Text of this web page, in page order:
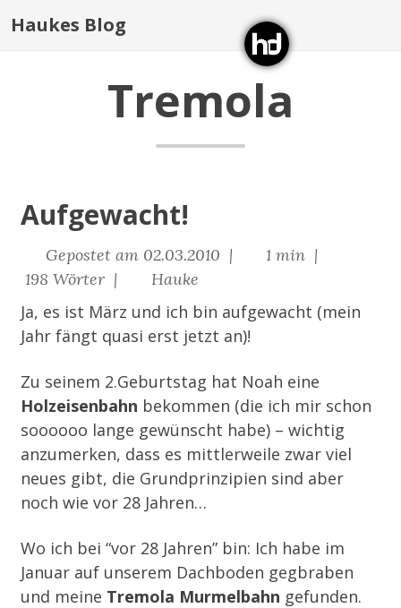
Haukes Blog
Tremola
Aufgewacht!
Gepostet am 02.03.2010 |
1 min |
198 Wörter |
Hauke
Ja, es ist März und ich bin aufgewacht (mein
Jahr fängt quasi erst jetzt an)!
Zu seinem 2.Geburtstag hat Noah eine
Holzeisenbahn bekommen (die ich mir schon
soooooo lange gewünscht habe) – wichtig
anzumerken, dass es mittlerweile zwar viel
neues gibt, die Grundprinzipien sind aber
noch wie vor 28 Jahren…
Wo ich bei “vor 28 Jahren” bin: Ich habe im
Januar auf unserem Dachboden gegbraben
und meine Tremola Murmelbahn gefunden.